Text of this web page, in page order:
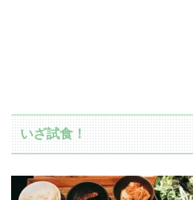
いざ試食！